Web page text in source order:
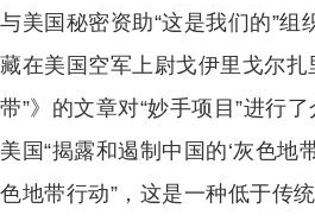
与美国秘密资助“这是我们的”
藏在美国空军上尉戈伊里戈尔
带”》的文章对“妙手项目”进行
美国“揭露和遏制中国的‘灰色地
色地带行动”，这是一种低于传